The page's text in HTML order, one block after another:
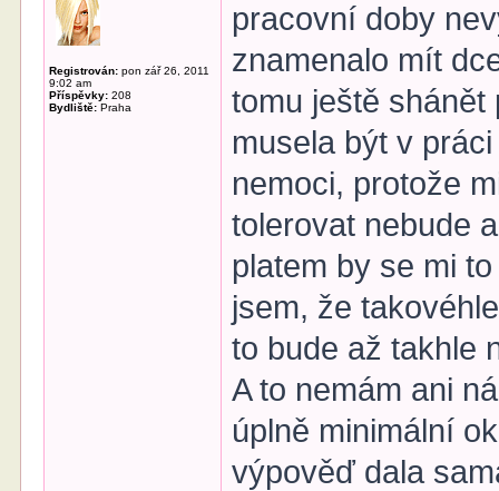
Registrován: pon zář 26, 2011
9:02 am
Příspěvky: 208
Bydliště: Praha
pracovní doby
znamenalo mít
tomu ještě
musela být v
nemoci, protože
tolerovat nebude
platem by se mi
jsem, že
to bude až takhle
A to nemám ani
úplně minimální
výpověď dala